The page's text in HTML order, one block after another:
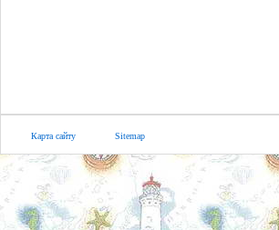
Карта сайту Sitemap